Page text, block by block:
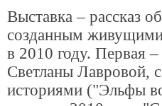
Выставка – рассказ
созданным
в 2010 году. Первая
Светланы Лавровой,
историями ("Эльфы